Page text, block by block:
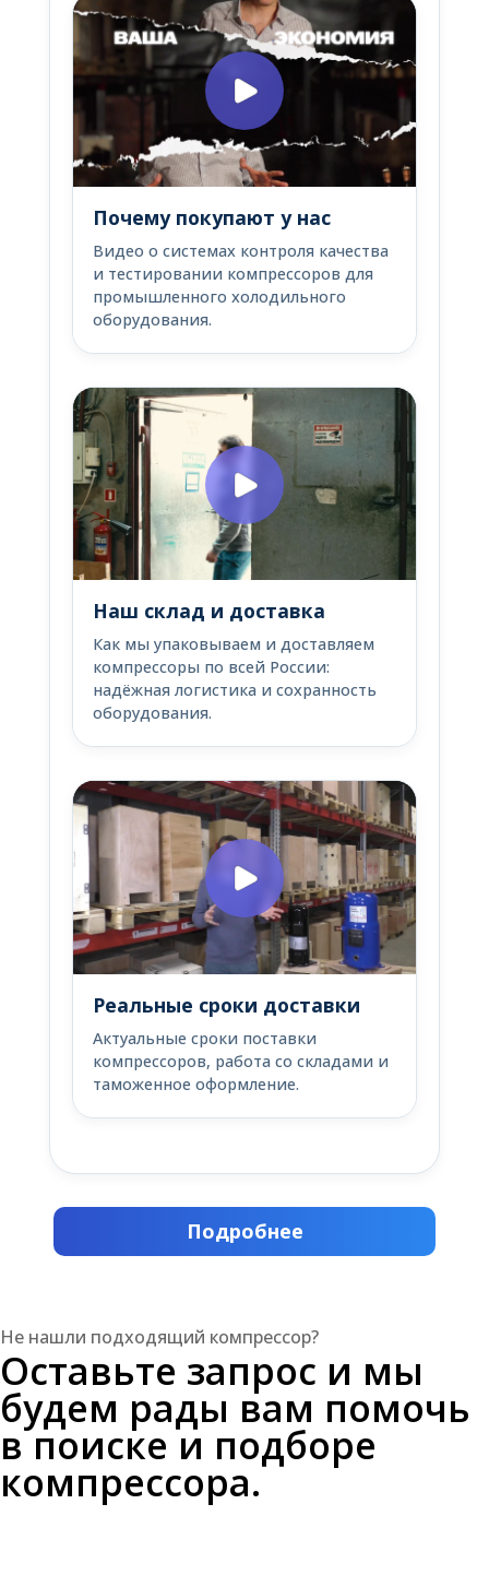
Почему покупают у нас
Видео о системах контроля качества
и тестировании компрессоров для
промышленного холодильного
оборудования.
Наш склад и доставка
Как мы упаковываем и доставляем
компрессоры по всей России:
надёжная логистика и сохранность
оборудования.
Реальные сроки доставки
Актуальные сроки поставки
компрессоров, работа со складами и
таможенное оформление.
Подробнее
Не нашли подходящий компрессор?
Оставьте запрос и мы
будем рады вам помочь
в поиске и подборе
компрессора.